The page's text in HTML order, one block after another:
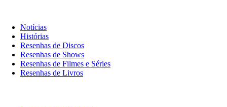
Notícias
Histórias
Resenhas de Discos
Resenhas de Shows
Resenhas de Filmes e Séries
Resenhas de Livros